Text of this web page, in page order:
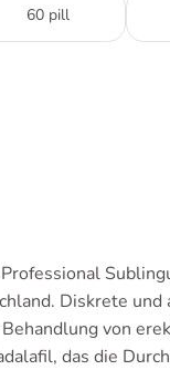
60 pill
Diskrete und
von
das die